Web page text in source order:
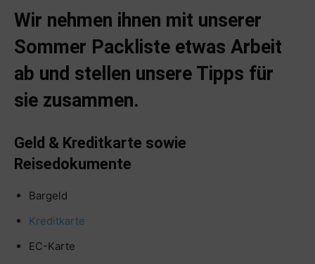
Wir nehmen ihnen mit unserer
Sommer Packliste etwas Arbeit
ab und stellen unsere Tipps für
sie zusammen.
Geld & Kreditkarte sowie
Reisedokumente
Bargeld
Kreditkarte
EC-Karte